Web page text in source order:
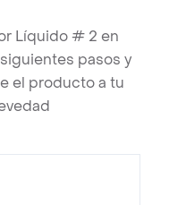
Líquido # 2 en
pasos y
el producto a tu